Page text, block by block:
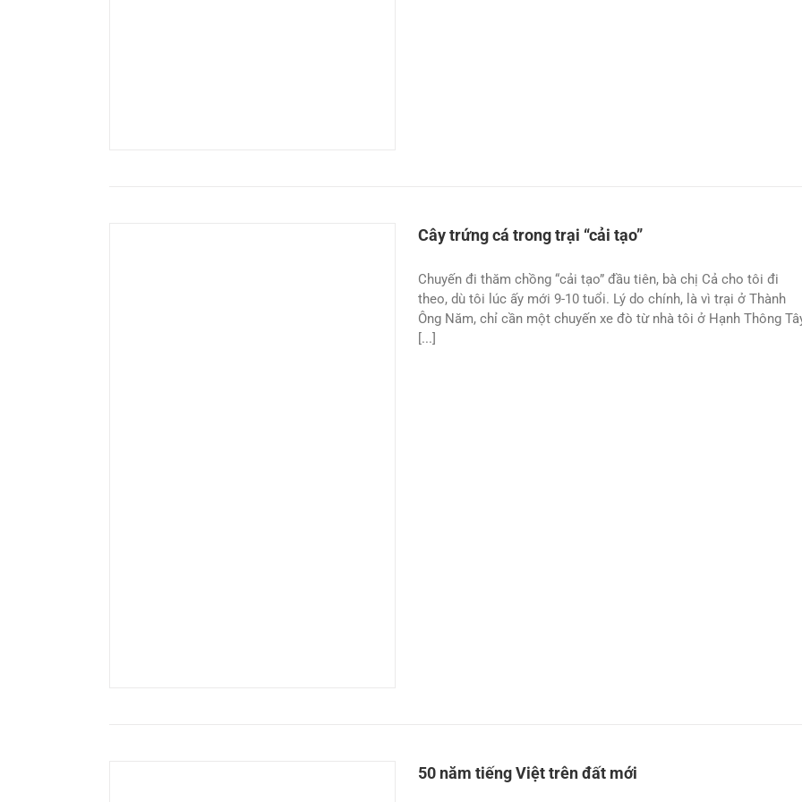
Cây trứng cá trong trại “cải tạo”
Chuyến đi thăm chồng “cải tạo” đầu tiên, bà chị Cả cho tôi đi
theo, dù tôi lúc ấy mới 9-10 tuổi. Lý do chính, là vì trại ở Thành
Ông Năm, chỉ cần một chuyến xe đò từ nhà tôi ở Hạnh Thông
[...]
50 năm tiếng Việt trên đất mới